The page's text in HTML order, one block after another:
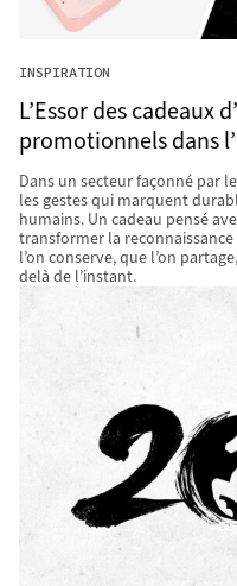
INSPIRATION
L’Essor des cadeaux
promotionnels dans
Dans un secteur façonné par
les gestes qui marquent
humains. Un cadeau pensé
transformer la
l’on conserve, que l’on
delà de l’instant.